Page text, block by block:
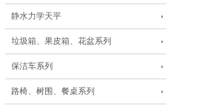
静水力学天平
垃圾箱、果皮箱、花盆系列
保洁车系列
路椅、树围、餐桌系列